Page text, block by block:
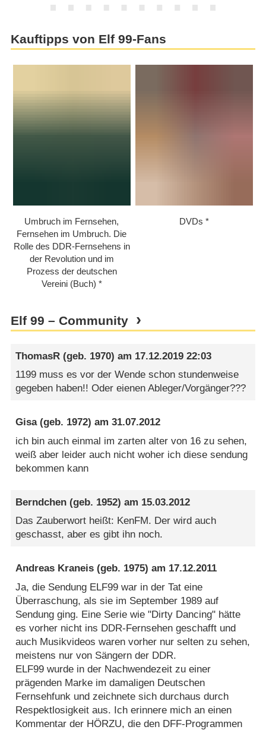
Kauftipps von Elf 99-Fans
Umbruch im Fernsehen,
Fernsehen im Umbruch. Die
Rolle des DDR-Fernsehens in
der Revolution und im
Prozess der deutschen
Vereini (Buch)
DVDs
Elf 99 – Community
ThomasR (geb. 1970) am 17.12.2019 22:03
1199 muss es vor der Wende schon stundenweise
gegeben haben!! Oder eienen Ableger/Vorgänger???
Gisa(geb. 1972) am31.07.2012
ich bin auch einmal im zarten alter von 16 zu sehen,
weiß aber leider auch nicht woher ich diese sendung
bekommen kann
Berndchen (geb. 1952) am 15.03.2012
Das Zauberwort heißt: KenFM. Der wird auch
geschasst, aber es gibt ihn noch.
Andreas Kraneis (geb. 1975) am 17.12.2011
Ja, die Sendung ELF99 war in der Tat eine
Überraschung, als sie im September 1989 auf
Sendung ging. Eine Serie wie "Dirty Dancing" hätte
es vorher nicht ins DDR-Fernsehen geschafft und
auch Musikvideos waren vorher nur selten zu sehen,
meistens nur von Sängern der DDR.
ELF99 wurde in der Nachwendezeit zu einer
prägenden Marke im damaligen Deutschen
Fernsehfunk und zeichnete sich durchaus durch
Respektlosigkeit aus. Ich erinnere mich an einen
Kommentar der HÖRZU, die den DFF-Programmen